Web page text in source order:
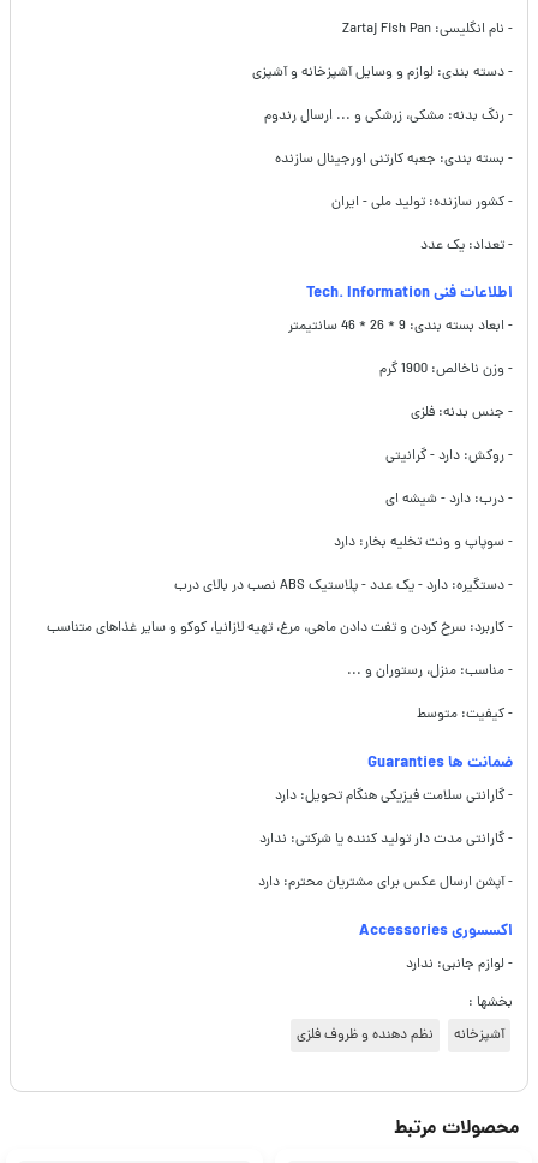
- نام انگلیسی: Zartaj Fish Pan
- دسته بندی: لوازم و وسایل آشپزخانه و آشپزی
- رنگ بدنه: مشکی، زرشکی و ... ارسال رندوم
- بسته بندی: جعبه کارتنی اورجینال سازنده
- کشور سازنده: تولید ملی - ایران
- تعداد: یک عدد
اطلاعات فنی Tech. Information
- ابعاد بسته بندی: 9 * 26 * 46 سانتیمتر
- وزن ناخالص: 1900 گرم
- جنس بدنه: فلزی
- روکش: دارد - گرانیتی
- درب: دارد - شیشه ای
- سوپاپ و ونت تخلیه بخار: دارد
- دستگیره: دارد - یک عدد - پلاستیک ABS نصب در بالای درب
- کاربرد: سرخ کردن و تفت دادن ماهی، مرغ، تهیه لازانیا، کوکو و سایر غذاهای متناسب
- مناسب: منزل، رستوران و ...
- کیفیت: متوسط
ضمانت ها Guaranties
- گارانتی سلامت فیزیکی هنگام تحویل: دارد
- گارانتی مدت دار تولید کننده یا شرکتی: ندارد
- آپشن ارسال عکس برای مشتریان محترم: دارد
اکسسوری Accessories
- لوازم جانبی: ندارد
بخشها :
آشپزخانه
نظم دهنده و ظروف فلزی
محصولات مرتبط